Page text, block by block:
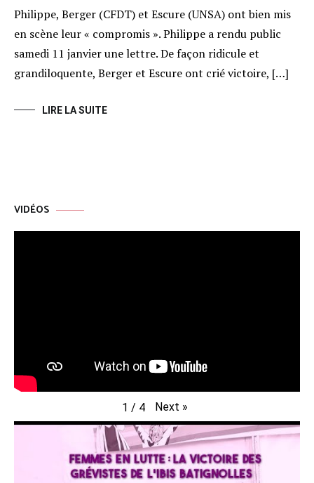
Philippe, Berger (CFDT) et Escure (UNSA) ont bien mis
en scène leur « compromis ». Philippe a rendu public
samedi 11 janvier une lettre. De façon ridicule et
grandiloquente, Berger et Escure ont crié victoire, […]
LIRE LA SUITE
VIDÉOS
1 / 4 Next »